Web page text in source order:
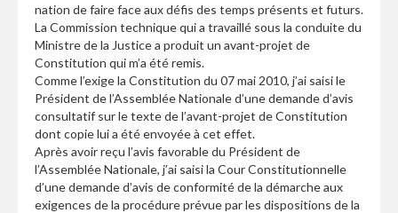
nation de faire face aux défis des temps présents et futurs.
La Commission technique qui a travaillé sous la conduite du
Ministre de la Justice a produit un avant-projet de
Constitution qui m’a été remis.
Comme l’exige la Constitution du 07 mai 2010, j’ai saisi le
Président de l’Assemblée Nationale d’une demande d’avis
consultatif sur le texte de l’avant-projet de Constitution
dont copie lui a été envoyée à cet effet.
Après avoir reçu l’avis favorable du Président de
l’Assemblée Nationale, j’ai saisi la Cour Constitutionnelle
d’une demande d’avis de conformité de la démarche aux
exigences de la procédure prévue par les dispositions de la